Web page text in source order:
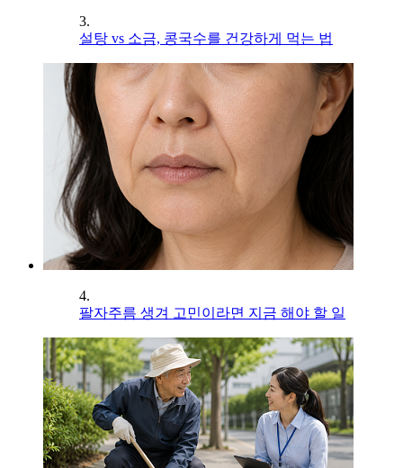
3.
설탕 vs 소금, 콩국수를 건강하게 먹는 법
4.
팔자주름 생겨 고민이라면 지금 해야 할 일